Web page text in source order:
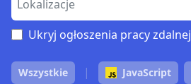
Ukryj ogłoszenia pracy zdalnej
Wszystkie JavaScript